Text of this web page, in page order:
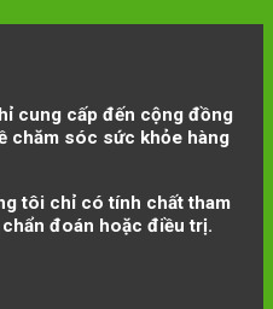
cung cấp đến cộng đồng
chăm sóc sức khỏe hàng
tôi chỉ có tính chất tham
đoán hoặc điều trị.